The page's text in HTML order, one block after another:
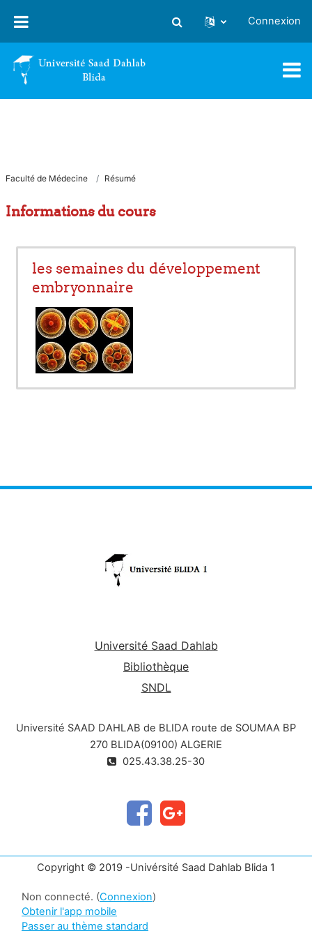
Activer/désactiver la saisie
Connexion
Faculté de Médecine Résumé
Informations du cours
les semaines du développement
embryonnaire
Université Saad Dahlab
Bibliothèque
SNDL
Université SAAD DAHLAB de BLIDA route de SOUMAA BP
270 BLIDA(09100) ALGERIE
025.43.38.25-30
Copyright © 2019 -Univérsité Saad Dahlab Blida 1
Non connecté. (Connexion)
Obtenir l'app mobile
Passer au thème standard